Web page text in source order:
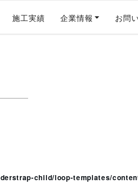
施工実績 企業情報 お問
child/loop-templates/